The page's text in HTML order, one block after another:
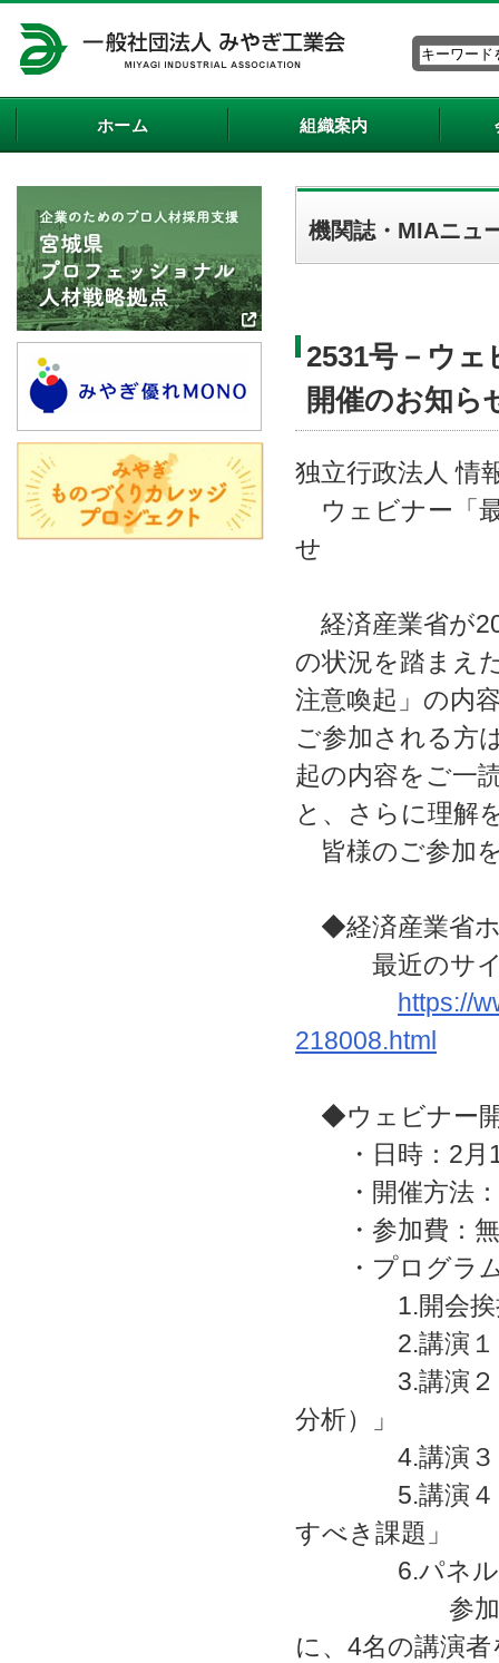
ホーム 組織案内
機関誌・MIAニュ
2531号－ウ
開催のお知ら
独立行政法人 情
ウェビナー「
せ
経済産業省が
の状況を踏まえ
注意喚起」の内
ご参加される方
起の内容をご一
と、さらに理解
皆様のご参加
◆経済産業省
最近のサイバ
https://
218008.html
◆ウェビナー
・日時：2月1
・開催方法：
・参加費：
・プログラ
1.開会挨
2.講演１「
3.講演２「ラ
分析）」
4.講演３「ラ
5.講演４「海
すべき課題」
6.パネルデ
参加者の皆
に、4名の講演